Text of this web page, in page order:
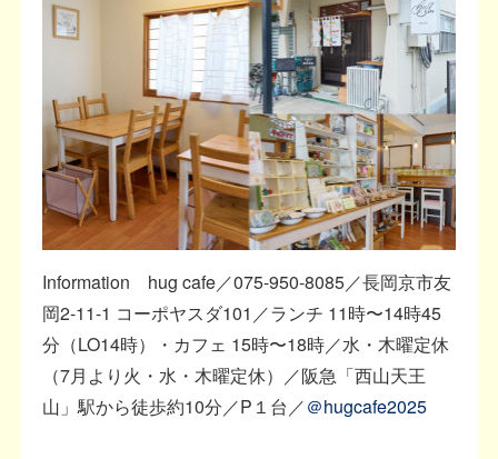
Information hug cafe／075-950-8085／長岡京市友
岡2-11-1 コーポヤスダ101／ランチ 11時〜14時45
分（LO14時）・カフェ 15時〜18時／水・木曜定休
（7月より火・水・木曜定休）／阪急「西山天王
山」駅から徒歩約10分／P１台／＠hugcafe2025